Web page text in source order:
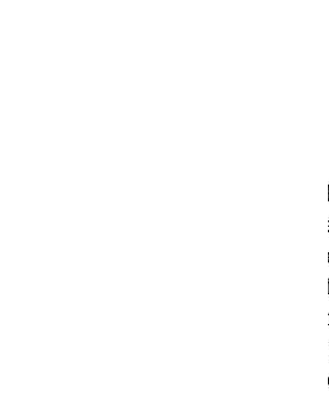
Cuando te acercas a la plaza
la sede de la Asociación
desde la distancia se ve
da la pista de lo que puede
tarde noche de un miércoles.
hacer de su ilusión la ilusión
tendrían un regalo en sus